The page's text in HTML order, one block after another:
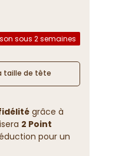
sous 2 semaines
taille de tête
grâce à
2 Point
pour un